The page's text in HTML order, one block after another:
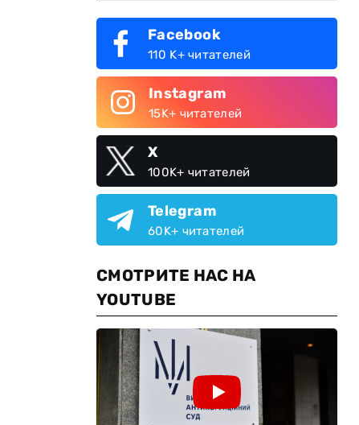
Facebook
110 K+ читателей
Instagram
15K+ читателей
X
100K+ читателей
Telegram
60K+ читателей
СМОТРИТЕ НАС НА
YOUTUBE